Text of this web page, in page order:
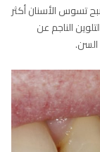
تسوس الأسنان أكثر
الناجم عن
السن.